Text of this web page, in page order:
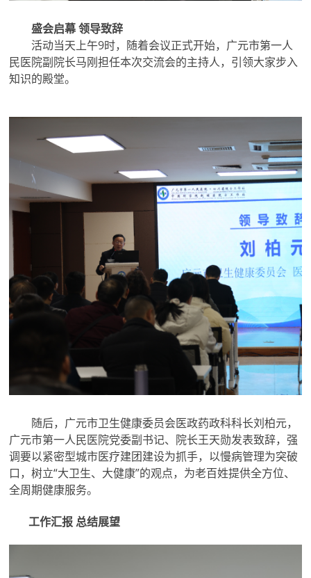
盛会启幕领导致辞
活动当天上午9时，随着会议正式开始，广元市第一人
民医院副院长马刚担任本次交流会的主持人，引领大家步入
知识的殿堂。
随后，广元市卫生健康委员会医政药政科科长刘柏元，
广元市第一人民医院党委副书记、院长王天勋发表致辞，强
调要以紧密型城市医疗建团建设为抓手，以慢病管理为突破
口，树立“大卫生、大健康”的观点，为老百姓提供全方位、
全周期健康服务。
工作汇报 总结展望